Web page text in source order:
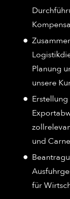
Planung
unsere
und
für